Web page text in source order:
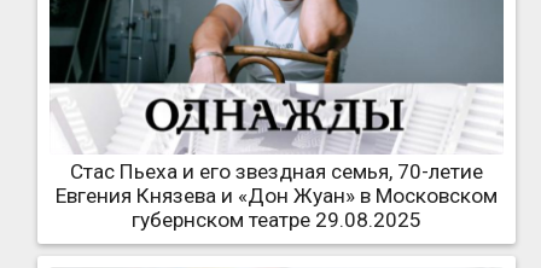
Стас Пьеха и его звездная семья, 70-летие
Евгения Князева и «Дон Жуан» в Московском
губернском театре 29.08.2025